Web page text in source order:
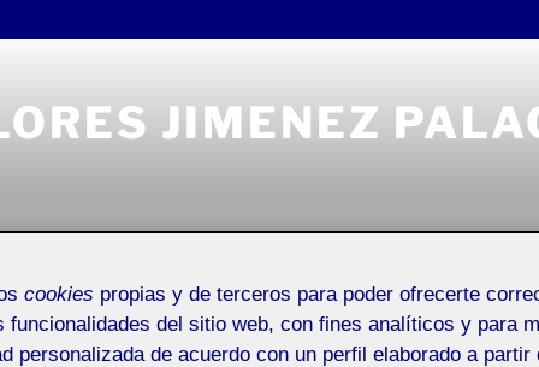
JIMENEZ
cookies propias y de terceros para poder ofrecerte
funcionalidades del sitio web, con fines analíticos y para
personalizada de acuerdo con un perfil elaborado a partir